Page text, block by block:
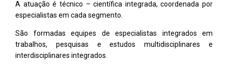
A atuação é técnico – científica integrada, coordenada por
especialistas em cada segmento.
São formadas equipes de especialistas integrados em
trabalhos, pesquisas e estudos multidisciplinares e
interdisciplinares integrados.